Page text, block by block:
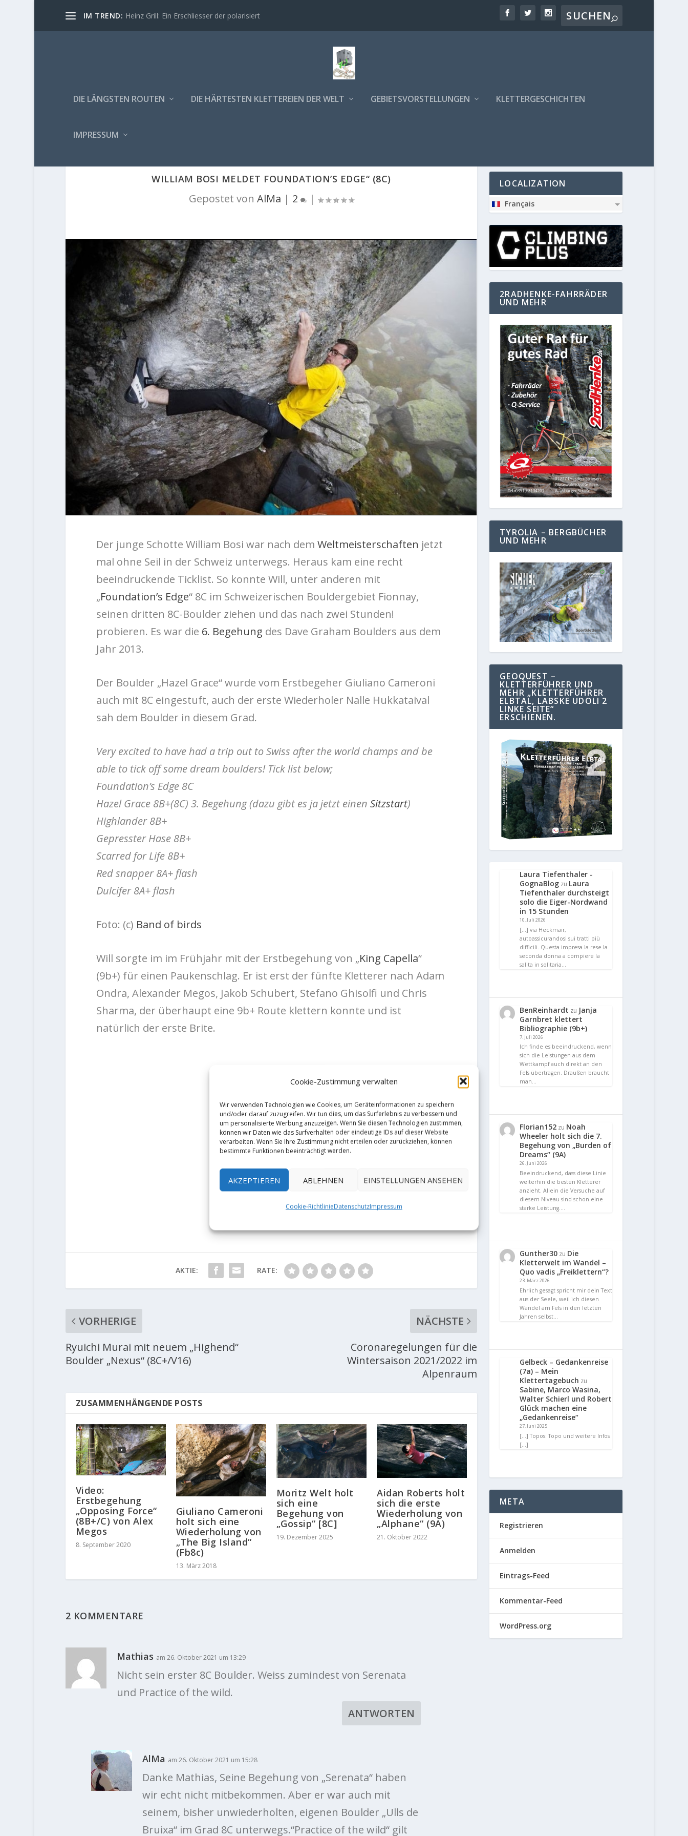
Cookie-Zustimmung verwalten
Wir verwenden Technologien wie Cookies, um Geräteinformationen zu speichern
und/oder darauf zuzugreifen. Wir tun dies, um das Surferlebnis zu verbessern und
um personalisierte Werbung anzuzeigen. Wenn Sie diesen Technologien zustimmen,
können wir Daten wie das Surfverhalten oder eindeutige IDs auf dieser Website
verarbeiten. Wenn Sie Ihre Zustimmung nicht erteilen oder zurückziehen, können
bestimmte Funktionen beeinträchtigt werden.
AKZEPTIEREN ABLEHNEN EINSTELLUNGEN ANSEHEN
Cookie-RichtlinieDatenschutzImpressum
IM TREND: Heinz Grill: Ein Erschliesser der polarisiert
DIE LÄNGSTEN ROUTEN DIE HÄRTESTEN KLETTEREIEN DER WELT GEBIETSVORSTELLUNGEN KLETTERGESCHICHTEN
IMPRESSUM
WILLIAM BOSI MELDET FOUNDATION’S EDGE“ (8C)
Gepostet von AlMa | 2 |
Der junge Schotte William Bosi war nach dem Weltmeisterschaften jetzt
mal ohne Seil in der Schweiz unterwegs. Heraus kam eine recht
beeindruckende Ticklist. So konnte Will, unter anderen mit
„Foundation’s Edge“ 8C im Schweizerischen Bouldergebiet Fionnay,
seinen dritten 8C-Boulder ziehen und das nach zwei Stunden!
probieren. Es war die 6. Begehung des Dave Graham Boulders aus dem
Jahr 2013.
Der Boulder „Hazel Grace“ wurde vom Erstbegeher Giuliano Cameroni
auch mit 8C eingestuft, auch der erste Wiederholer Nalle Hukkataival
sah dem Boulder in diesem Grad.
Very excited to have had a trip out to Swiss after the world champs and be
able to tick off some dream boulders! Tick list below;
Foundation’s Edge 8C
Hazel Grace 8B+(8C) 3. Begehung (dazu gibt es ja jetzt einen Sitzstart)
Highlander 8B+
Gepresster Hase 8B+
Scarred for Life 8B+
Red snapper 8A+ flash
Dulcifer 8A+ flash
Foto: (c) Band of birds
Will sorgte im im Frühjahr mit der Erstbegehung von „King Capella“
(9b+) für einen Paukenschlag. Er ist erst der fünfte Kletterer nach Adam
Ondra, Alexander Megos, Jakob Schubert, Stefano Ghisolfi und Chris
Sharma, der überhaupt eine 9b+ Route klettern konnte und ist
natürlich der erste Brite.
AKTIE: RATE:
VORHERIGE
Ryuichi Murai mit neuem „Highend“
Boulder „Nexus“ (8C+/V16)
NÄCHSTE
Coronaregelungen für die
Wintersaison 2021/2022 im
Alpenraum
ZUSAMMENHÄNGENDE POSTS
Video:
Erstbegehung
„Opposing Force“
(8B+/C) von Alex
Megos
8. September 2020
Giuliano Cameroni
holt sich eine
Wiederholung von
„The Big Island“
(Fb8c)
13. März 2018
Moritz Welt holt
sich eine
Begehung von
„Gossip“ [8C]
19. Dezember 2025
Aidan Roberts holt
sich die erste
Wiederholung von
„Alphane“ (9A)
21. Oktober 2022
2 KOMMENTARE
Mathias am 26. Oktober 2021 um 13:29
Nicht sein erster 8C Boulder. Weiss zumindest von Serenata
und Practice of the wild.
ANTWORTEN
AlMa am 26. Oktober 2021 um 15:28
Danke Mathias, Seine Begehung von „Serenata“ haben
wir echt nicht mitbekommen. Aber er war auch mit
seinem, bisher unwiederholten, eigenen Boulder „Ulls de
Bruixa“ im Grad 8C unterwegs.“Practice of the wild“ gilt
LOCALIZATION
Français
2RADHENKE-FAHRRÄDER
UND MEHR
TYROLIA – BERGBÜCHER
UND MEHR
GEOQUEST –
KLETTERFÜHRER UND
MEHR „KLETTERFÜHRER
ELBTAL, LABSKE UDOLI 2
LINKE SEITE“
ERSCHIENEN.
Laura Tiefenthaler -
GognaBlog zu Laura
Tiefenthaler durchsteigt
solo die Eiger-Nordwand
in 15 Stunden
10. Juli 2026
[…] via Heckmair,
autoassicurandosi sui tratti più
difficili. Questa impresa la rese la
seconda donna a compiere la
salita in solitaria…
BenReinhardt zu Janja
Garnbret klettert
Bibliographie (9b+)
7. Juli 2026
Ich finde es beeindruckend, wenn
sich die Leistungen aus dem
Wettkampf auch direkt an den
Fels übertragen. Draußen braucht
man…
Florian152 zu Noah
Wheeler holt sich die 7.
Begehung von „Burden of
Dreams“ (9A)
26. Juni 2026
Beeindruckend, dass diese Linie
weiterhin die besten Kletterer
anzieht. Allein die Versuche auf
diesem Niveau sind schon eine
starke Leistung.…
Gunther30 zu Die
Kletterwelt im Wandel –
Quo vadis „Freiklettern“?
23. März 2026
Ehrlich gesagt spricht mir dein Text
aus der Seele, weil ich diesen
Wandel am Fels in den letzten
Jahren selbst…
Gelbeck – Gedankenreise
(7a) – Mein
Klettertagebuch zu
Sabine, Marco Wasina,
Walter Schierl und Robert
Glück machen eine
„Gedankenreise“
27. Juni 2025
[…] Topos: Topo und weitere Infos
[…]
META
Registrieren
Anmelden
Eintrags-Feed
Kommentar-Feed
WordPress.org